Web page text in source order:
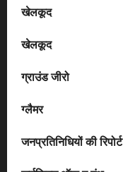
खेलकूद
खेलकूद
ग्राउंड जीरो
ग्लैमर
जनप्रतिनिधियों की रिपोर्ट